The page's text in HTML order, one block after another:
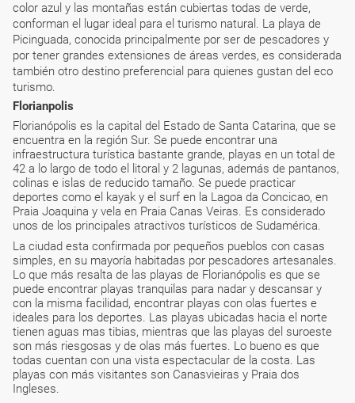
color azul y las montañas están cubiertas todas de verde,
conforman el lugar ideal para el turismo natural. La playa de
Picinguada, conocida principalmente por ser de pescadores y
por tener grandes extensiones de áreas verdes, es considerada
también otro destino preferencial para quienes gustan del eco
turismo.
Florianpolis
Florianópolis es la capital del Estado de Santa Catarina, que se
encuentra en la región Sur. Se puede encontrar una
infraestructura turística bastante grande, playas en un total de
42 a lo largo de todo el litoral y 2 lagunas, además de pantanos,
colinas e islas de reducido tamaño. Se puede practicar
deportes como el kayak y el surf en la Lagoa da Concicao, en
Praia Joaquina y vela en Praia Canas Veiras. Es considerado
unos de los principales atractivos turísticos de Sudamérica.
La ciudad esta confirmada por pequeños pueblos con casas
simples, en su mayoría habitadas por pescadores artesanales.
Lo que más resalta de las playas de Florianópolis es que se
puede encontrar playas tranquilas para nadar y descansar y
con la misma facilidad, encontrar playas con olas fuertes e
ideales para los deportes. Las playas ubicadas hacia el norte
tienen aguas mas tibias, mientras que las playas del suroeste
son más riesgosas y de olas más fuertes. Lo bueno es que
todas cuentan con una vista espectacular de la costa. Las
playas con más visitantes son Canasvieiras y Praia dos
Ingleses.